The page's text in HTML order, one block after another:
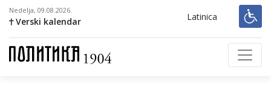
Nedelja, 09.08.2026.
Verski kalendar Latinica